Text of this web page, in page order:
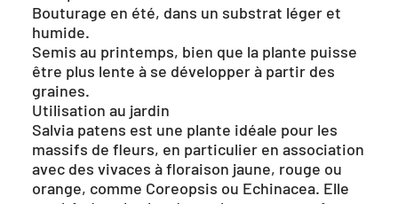
Bouturage en été, dans un substrat léger et
humide.
Semis au printemps, bien que la plante puisse
être plus lente à se développer à partir des
graines.
Utilisation au jardin
Salvia patens est une plante idéale pour les
massifs de fleurs, en particulier en association
avec des vivaces à floraison jaune, rouge ou
orange, comme Coreopsis ou Echinacea. Elle